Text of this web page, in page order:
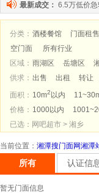
最新成交： 6.5万低价
分类： 酒楼餐馆 门面租售
空门面
所有行业
区域： 雨湖区 岳塘区
供求： 出售 出租 转让
面积： 10m2 以内
价格： 1000以内
已选：网吧超市 > 湘乡
当前位置 ： 湘潭搜门面网湘潭
所有 认证信
暂无门面信息